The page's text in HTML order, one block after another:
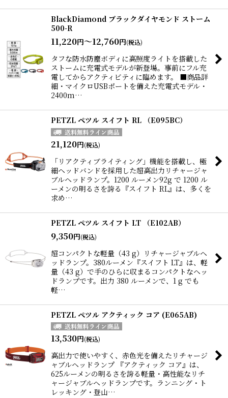
BlackDiamond ブラックダイヤモンド ストーム
500-R
11,220円～12,760円(税込)
タフな防水防塵ボディに高照度ライトを搭載した
ストームに充電式モデルが新登場。事前にフル充
電してからアクティビティに臨めます。 ■商品詳
細・マイクロUSBポートを備えた充電式モデル・
2400m…
PETZL ペツル スイフト RL （E095BC）
21,120円(税込)
「リアクティブライティング」機能を搭載し、極
細ヘッドバンドを採用した超高出力リチャージャ
ブルヘッドランプ。1200 ルーメン92g で 1200 ル
ーメンの明るさを誇る『スイフト RL』は、多くを
求め…
PETZL ペツル スイフト LT （E102AB）
9,350円(税込)
超コンパクトな軽量（43 g）リチャージャブルヘ
ッドランプ。380ルーメン『スイフト LT』は、軽
量（43 g）で手のひらに収まるコンパクトなヘッ
ドランプです。出力 380 ルーメンで、1 g でも
軽…
PETZL ペツル アクティック コア (E065AB)
13,530円(税込)
高出力で使いやすく、赤色光を備えたリチャージ
ャブルヘッドランプ 『アクティック コア』は、
625ルーメンの明るさを誇る軽量・高性能なリチ
ャージャブルヘッドランプです。ランニング・ト
レッキング・登山…